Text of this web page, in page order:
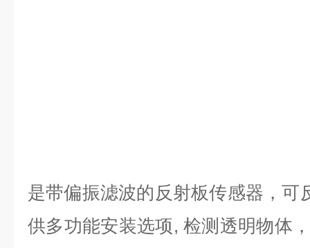
是带偏振滤波的反射板传感器，可
供多功能安装选项, 检测透明物体